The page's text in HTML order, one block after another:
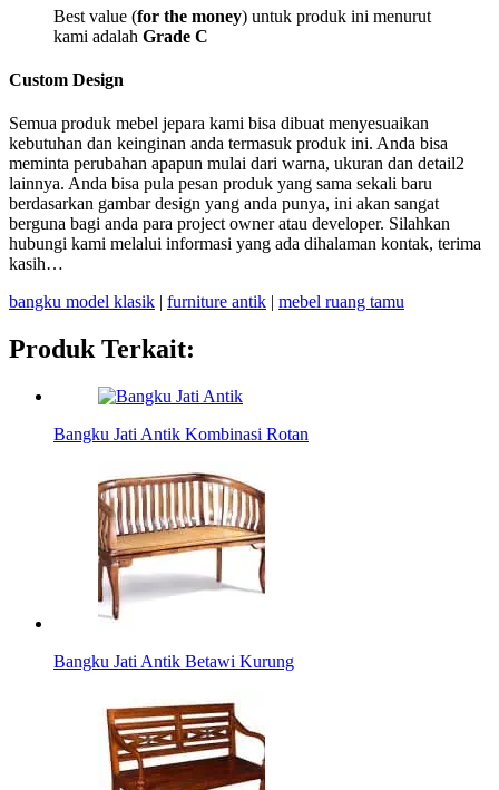
Best value (for the money) untuk produk ini menurut
kami adalah Grade C
Custom Design
Semua produk mebel jepara kami bisa dibuat menyesuaikan
kebutuhan dan keinginan anda termasuk produk ini. Anda bisa
meminta perubahan apapun mulai dari warna, ukuran dan detail2
lainnya. Anda bisa pula pesan produk yang sama sekali baru
berdasarkan gambar design yang anda punya, ini akan sangat
berguna bagi anda para project owner atau developer. Silahkan
hubungi kami melalui informasi yang ada dihalaman kontak, terima
kasih…
bangku model klasik | furniture antik | mebel ruang tamu
Produk Terkait:
Bangku Jati Antik Kombinasi Rotan
Bangku Jati Antik Betawi Kurung